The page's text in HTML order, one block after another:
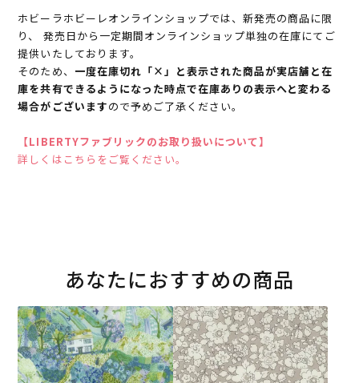
ホビーラホビーレオンラインショップでは、新発売の商品に限
り、 発売日から一定期間オンラインショップ単独の在庫にてご
提供いたしております。
そのため、 一度在庫切れ「×」と表示された商品が実店舗と在
庫を共有できるようになった時点で在庫ありの表示へと変わる
場合がございますので予めご了承ください。
【LIBERTYファブリックのお取り扱いについて】
詳しくはこちらをご覧ください。
あなたにおすすめの商品